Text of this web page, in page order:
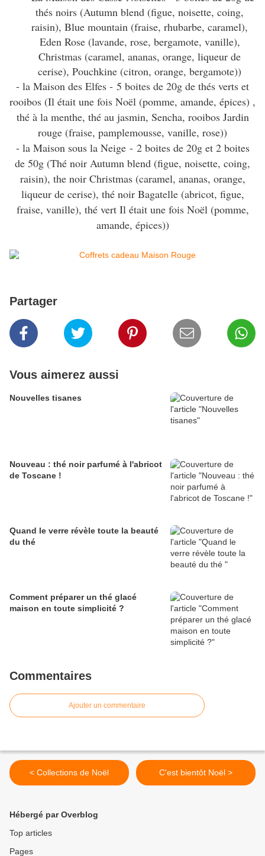
thés noirs (Autumn blend (figue, noisette, coing,
raisin), Blue mountain (fraise, rhubarbe, caramel),
Eden Rose (lavande, rose, bergamote, vanille),
Christmas (caramel, ananas, orange, liqueur de
cerise), Pouchkine (citron, orange, bergamote))
- la Maison des Elfes - 5 boites de 20g de thés verts et
rooibos (Il était une fois Noël (pomme, amande, épices) ,
thé à la menthe, thé au jasmin, Sencha, rooibos Jardin
rouge (fraise, pamplemousse, vanille, rose))
- la Maison sous la Neige - 2 boites de 20g et 2 boites
de 50g (Thé noir Autumn blend (figue, noisette, coing,
raisin), the noir Christmas (caramel, ananas, orange,
liqueur de cerise), thé noir Bagatelle (abricot, figue,
fraise, vanille), thé vert Il était une fois Noël (pomme,
amande, épices))
Partager
Vous aimerez aussi
Nouvelles tisanes
Nouveau : thé noir parfumé à l'abricot
de Toscane !
Quand le verre révèle toute la beauté
du thé
Comment préparer un thé glacé
maison en toute simplicité ?
Commentaires
Ajouter un commentaire
< Collections de Noël C'est bientôt Noël >
Hébergé par Overblog
Top articles
Pages